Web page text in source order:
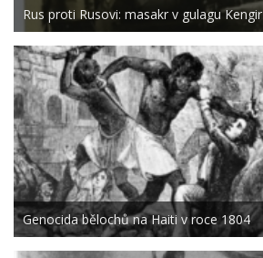
Rus proti Rusovi: masakr v gulagu Kengir
Genocida bělochů na Haiti v roce 1804